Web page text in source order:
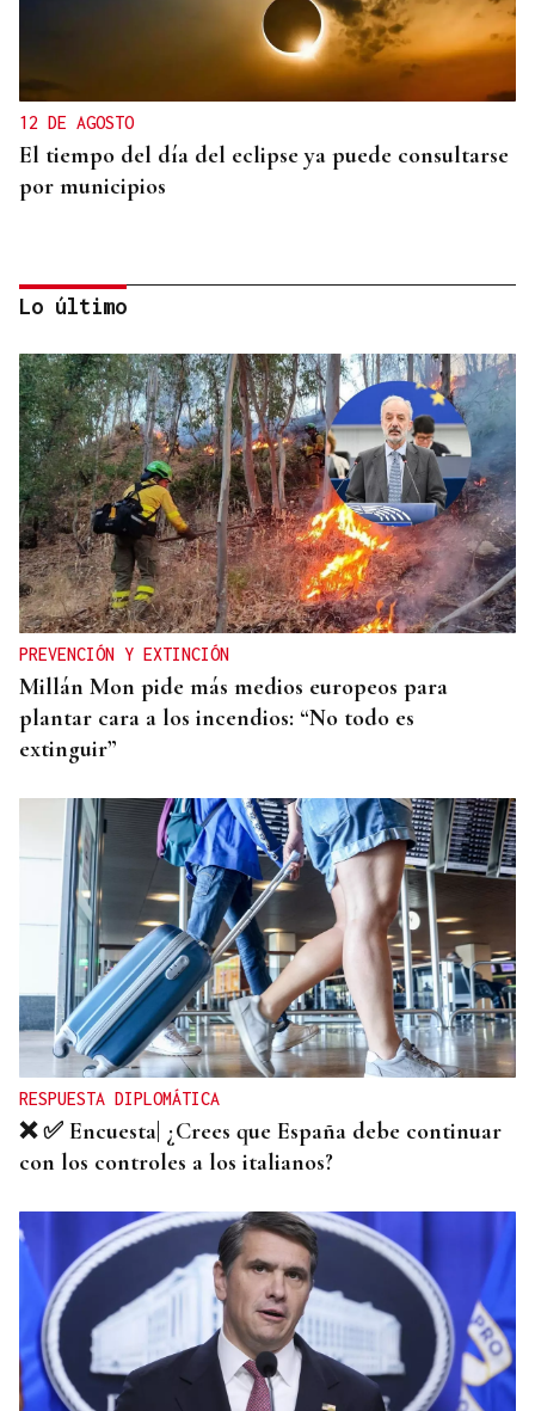
12 DE AGOSTO
El tiempo del día del eclipse ya puede consultarse
por municipios
PREVISIÓN DEL TIEMPO
Las lluvias regresan a Ourense antes de un nuevo
episodio de calor de hasta 35 grados esta semana
Lo último
PREVENCIÓN Y EXTINCIÓN
Millán Mon pide más medios europeos para
plantar cara a los incendios: “No todo es
extinguir”
RESPUESTA DIPLOMÁTICA
❌ ✅ Encuesta| ¿Crees que España debe continuar
con los controles a los italianos?